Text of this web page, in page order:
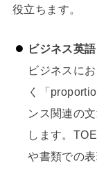
役立ちます。
ビジネス英
ビジネスに
く「
ンス関連の
します。
や書類での